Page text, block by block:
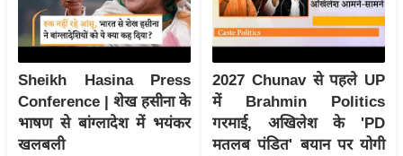
ल
वि
शे
ष
वि
श्ले
Sheikh Hasina Press
Conference | शेख हसीना के
भाषण से बांग्लादेश में भयंकर
खलबली
2027 Chunav से पहले UP
में Brahmin Politics
गरमाई, अखिलेश के 'PD
मतलब पंडित' बयान पर योगी